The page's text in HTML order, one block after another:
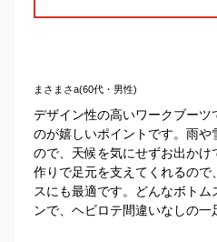
まさまさa(60代・男性)
デザイン性の高いワークブーツ
のが嬉しいポイントです。雨や
ので、天候を気にせずお出かけ
作りで足元を支えてくれるので
スにも最適です。どんなボト
ンで、ヘビロテ間違いなしの一